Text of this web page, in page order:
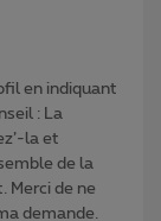
en indiquant
: La
la et
de la
Merci de ne
demande.